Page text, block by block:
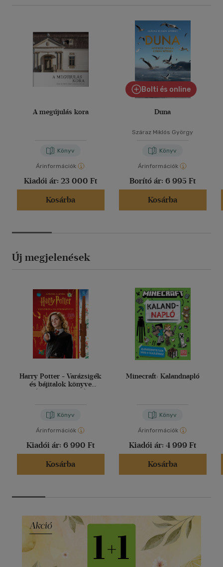
A megújulás kora
Könyv
Árinformációk
Kiadói ár: 23 000 Ft
Kosárba
Bolti és online
Duna
Száraz Miklós György
Könyv
Árinformációk
Borító ár: 6 995 Ft
Kosárba
Új megjelenések
Harry Potter - Varázsigék
és bájitalok könyve
(varázspálcával)
Könyv
Árinformációk
Kiadói ár: 6 990 Ft
Kosárba
Minecraft: Kalandnapló
Könyv
Árinformációk
Kiadói ár: 4 999 Ft
Kosárba